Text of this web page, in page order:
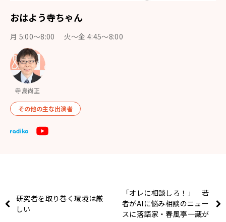
おはよう寺ちゃん
月 5:00～8:00 火～金 4:45～8:00
寺島尚正
その他の主な出演者
研究者を取り巻く環境は厳
しい
「オレに相談しろ！」 若
者がAIに悩み相談のニュー
スに落語家・春風亭一蔵が